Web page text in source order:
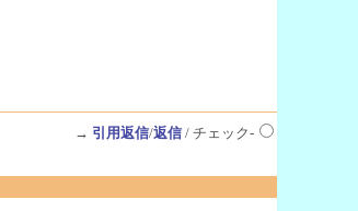
→ 引用返信/返信/ チェック-